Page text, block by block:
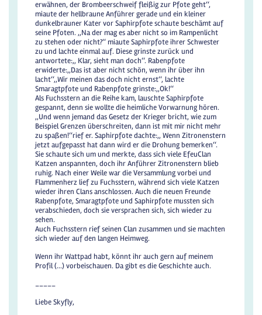
erwähnen, der Brombeerschweif fleißig zur Pfote geht‘‘,
miaute der hellbraune Anführer gerade und ein kleiner
dunkelbrauner Kater vor Saphirpfote schaute beschämt auf
seine Pfoten. ,,Na der mag es aber nicht so im Rampenlicht
zu stehen oder nicht?‘‘ miaute Saphirpfote ihrer Schwester
zu und lachte einmal auf. Diese grinste zurück und
antwortete:,, Klar, sieht man doch‘‘. Rabenpfote
erwiderte:,,Das ist aber nicht schön, wenn ihr über ihn
lacht‘‘,,Wir meinen das doch nicht ernst‘‘, lachte
Smaragtpfote und Rabenpfote grinste:,,Ok!‘‘
Als Fuchsstern an die Reihe kam, lauschte Saphirpfote
gespannt, denn sie wollte die heimliche Vorwarnung hören.
,,Und wenn jemand das Gesetz der Krieger bricht, wie zum
Beispiel Grenzen überschreiten, dann ist mit mir nicht mehr
zu spaßen!‘‘rief er. Saphirpfote dachte:,, Wenn Zitronenstern
jetzt aufgepasst hat dann wird er die Drohung bemerken‘‘.
Sie schaute sich um und merkte, dass sich viele EfeuClan
Katzen anspannten, doch ihr Anführer Zitronenstern blieb
ruhig. Nach einer Weile war die Versammlung vorbei und
Flammenherz lief zu Fuchsstern, während sich viele Katzen
wieder ihren Clans anschlossen. Auch die neuen Freunde
Rabenpfote, Smaragtpfote und Saphirpfote mussten sich
verabschieden, doch sie versprachen sich, sich wieder zu
sehen.
Auch Fuchsstern rief seinen Clan zusammen und sie machten
sich wieder auf den langen Heimweg.
Wenn ihr Wattpad habt, könnt ihr auch gern auf meinem
Profil (...) vorbeischauen. Da gibt es die Geschichte auch.
_____
Liebe Skyfly,